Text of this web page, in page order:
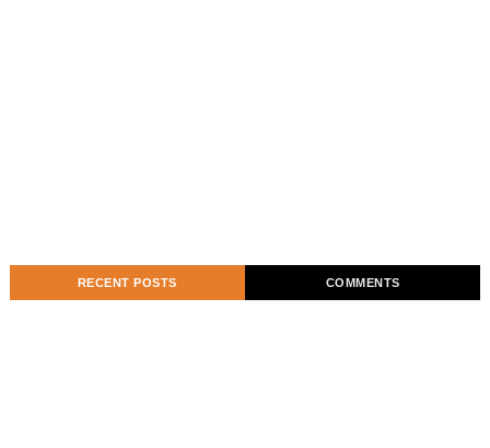
RECENT POSTS COMMENTS